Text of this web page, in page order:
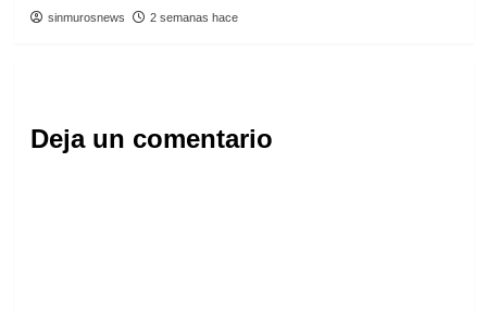
sinmurosnews 2 semanas hace
Deja un comentario